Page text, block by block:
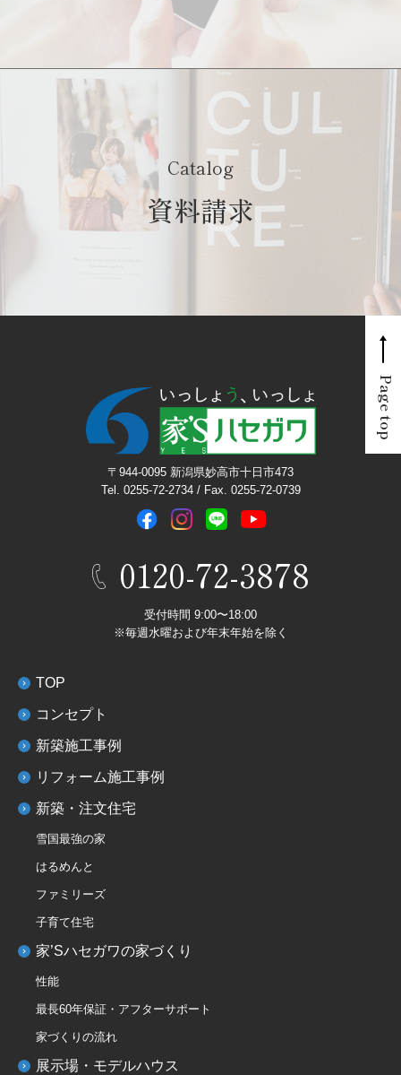
Catalog
資料請求
Page top
〒944-0095 新潟県妙高市十日市473
Tel. 0255-72-2734 / Fax. 0255-72-0739
0120-72-3878
受付時間 9:00〜18:00
※毎週水曜および年末年始を除く
TOP
コンセプト
新築施工事例
リフォーム施工事例
新築・注文住宅
雪国最強の家
はるめんと
ファミリーズ
子育て住宅
家’Sハセガワの家づくり
性能
最長60年保証・アフターサポート
家づくりの流れ
展示場・モデルハウス